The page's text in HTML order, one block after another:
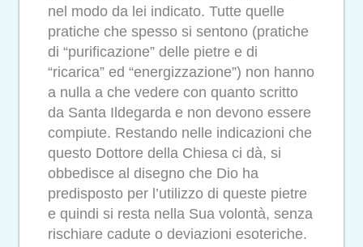
nel modo da lei indicato. Tutte quelle
pratiche che spesso si sentono (pratiche
di “purificazione” delle pietre e di
“ricarica” ed “energizzazione”) non hanno
a nulla a che vedere con quanto scritto
da Santa Ildegarda e non devono essere
compiute. Restando nelle indicazioni che
questo Dottore della Chiesa ci dà, si
obbedisce al disegno che Dio ha
predisposto per l’utilizzo di queste pietre
e quindi si resta nella Sua volontà, senza
rischiare cadute o deviazioni esoteriche.